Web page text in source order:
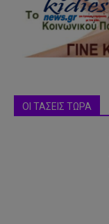
ΟΙ ΤΑΣΕΙΣ ΤΩΡΑ